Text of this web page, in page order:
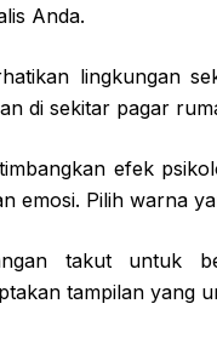
Anda.
lingkungan
di sekitar pagar
efek
emosi. Pilih warna
takut untuk
tampilan yang